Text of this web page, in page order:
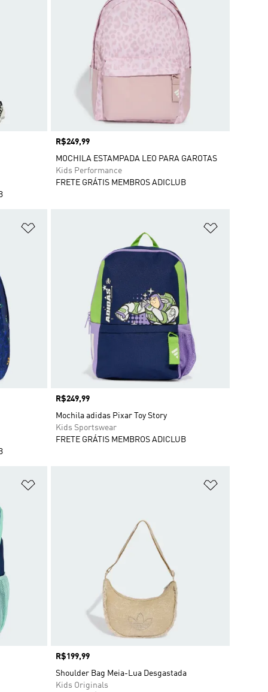
Preço
R$249,99
MOCHILA ESTAMPADA LEO PARA GAROTAS
Kids Performance
FRETE GRÁTIS MEMBROS ADICLUB
Preço
R$249,99
Mochila adidas Pixar Toy Story
Kids Sportswear
FRETE GRÁTIS MEMBROS ADICLUB
Preço
R$199,99
Shoulder Bag Meia-Lua Desgastada
Kids Originals